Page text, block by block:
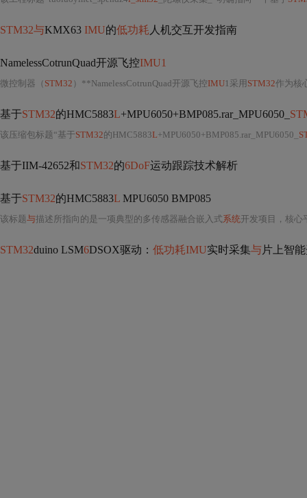
STM32与KMX63 IMU的低功耗 人机交互开发指南
NamelessCotrunQuad开源飞控IMU1
微控制器（ STM32 ）**NamelessCotrunQuad开源飞控IMU1采用 STM32作为核
基于STM32的HMC5883L+MPU6050+BMP085.rar_MPU6050_
该压缩包标题“基于STM32的HMC5883L+MPU6050+BMP085.rar_MPU6050_
基于IIM-42652和STM32的6DoF运动跟踪技术解析
基于STM32的HMC5883L MPU6050 BMP085
该标题与描述所指向的是一项典型的多传感器融合嵌入式系统开发项目，核心
STM32duino LSM6DSOX驱动： 低功耗IMU实时采集与 片上智